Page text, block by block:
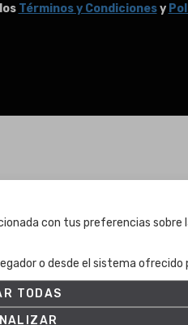
Términos y Condicionesy
con tus preferencias
o desde el sistema ofrecido
TODAS